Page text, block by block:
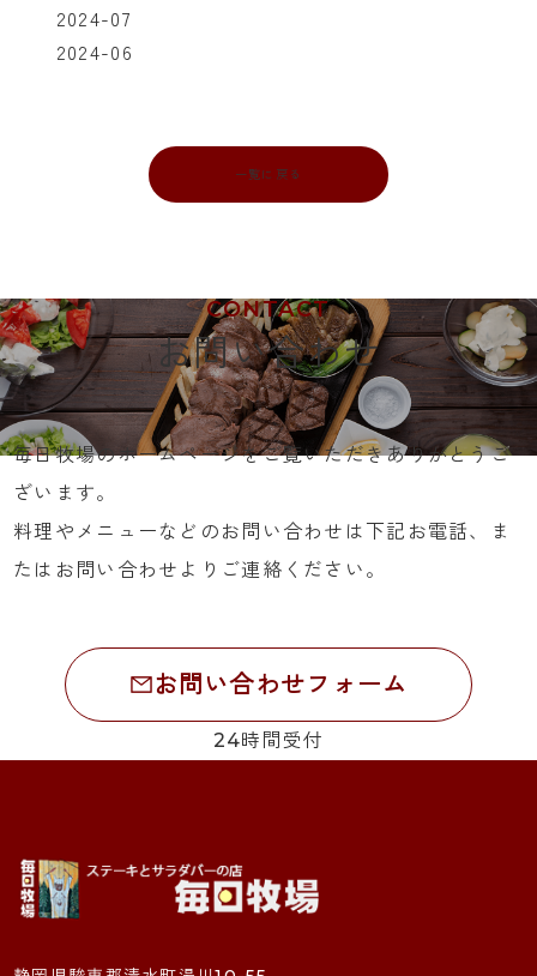
2024-07
2024-06
一覧に戻る
CONTACT
お問い合わせ
毎日牧場のホームページをご覧いただきありがとうご
ざいます。
料理やメニューなどのお問い合わせは下記お電話、ま
たはお問い合わせよりご連絡ください。
お問い合わせフォーム
24時間受付